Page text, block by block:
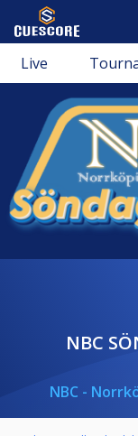
Live
NBC
NBC -